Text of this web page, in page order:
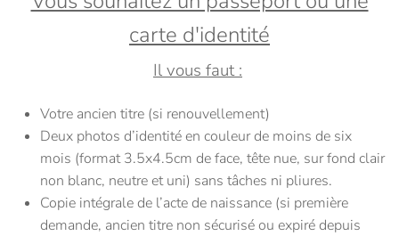
carte d'identité
Il vous faut :
Votre ancien titre (si renouvellement)
Deux photos d’identité en couleur de moins de six
mois (format 3.5x4.5cm de face, tête nue, sur fond clair
non blanc, neutre et uni) sans tâches ni pliures.
Copie intégrale de l’acte de naissance (si première
demande, ancien titre non sécurisé ou expiré depuis